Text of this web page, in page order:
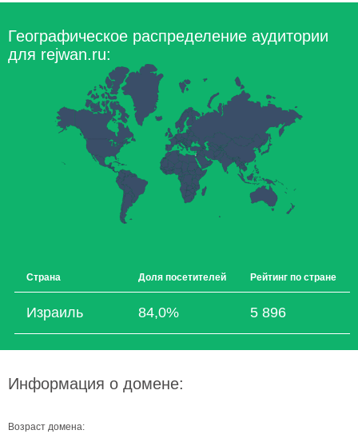
Географическое распределение аудитории
для rejwan.ru:
Страна Доля посетителей Рейтинг по стране
Израиль 84,0% 5 896
Информация о домене:
Возраст домена: